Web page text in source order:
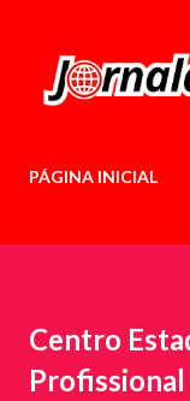
PÁGINA INICIAL
Centro